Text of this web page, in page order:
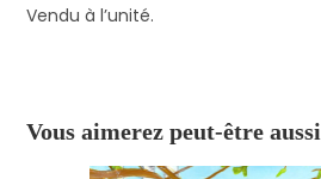
Vendu à l’unité.
Vous aimerez peut-être aussi